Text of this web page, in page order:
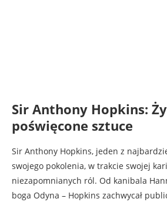
Sir Anthony Hopkins:
poświęcone sztuce
Sir Anthony Hopkins, jeden z
swojego pokolenia, w trakcie swojej
niezapomnianych ról. Od kanibala
boga Odyna – Hopkins zachwycał